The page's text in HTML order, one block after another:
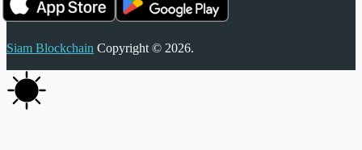
Siam Blockchain Copyright © 2026.